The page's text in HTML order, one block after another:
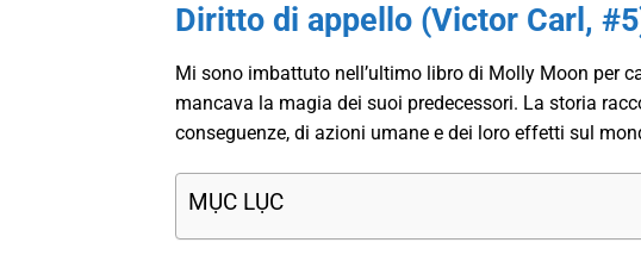
Diritto di appello (Victor Carl,
Mi sono imbattuto nell’ultimo libro di Molly Moon per
mancava la magia dei suoi predecessori. La storia
conseguenze, di azioni umane e dei loro effetti sul
MỤC LỤC